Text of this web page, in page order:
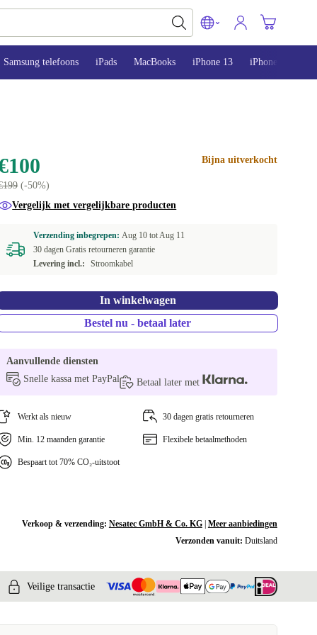
Samsung telefoons iPads MacBooks iPhone 13 iPhone 14
(-50%)
Bijna uitverkocht
Vergelijk met vergelijkbare producten
Verzending inbegrepen:Aug 10 totAug 11
30 dagen Gratis retourneren garantie
Levering incl.:
Stroomkabel
In winkelwagen
Bestel nu - betaal later
Aanvullende diensten
Snelle kassa met PayPal
Betaal later met
Werkt als nieuw 30 dagen gratis retourneren
Min. 12 maanden garantie Flexibele betaalmethoden
Bespaart tot 70% CO₂-uitstoot
Verkoop & verzending: Nesatec GmbH & Co. KG| Meer aanbiedingen
Verzonden vanuit: Duitsland
Veilige transactie